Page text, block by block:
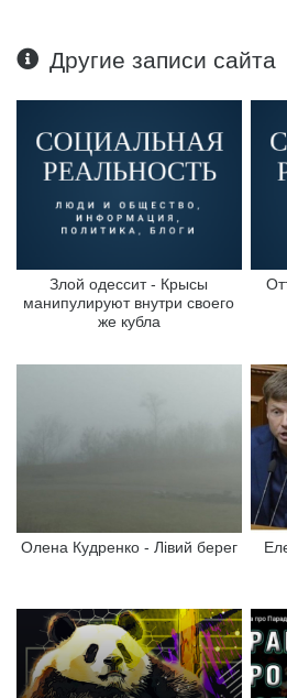
Другие записи сайта
Злой одессит - Крысы
манипулируют внутри своего
же кубла
Олена Кудренко - Лівий берег